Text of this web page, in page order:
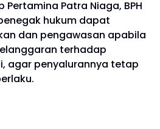
Patra Niaga, BPH
hukum dapat
dan pengawasan apabila
terhadap
agar penyalurannya tetap